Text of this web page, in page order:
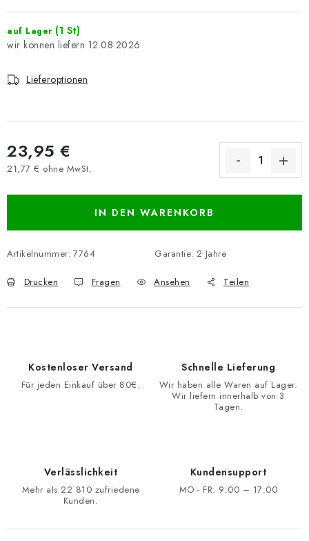
auf Lager (1 St)
12.08.2026
Lieferoptionen
23,95 €
21,77 € ohne MwSt.
IN DEN WARENKORB
Artikelnummer: 7764 Garantie: 2 Jahre
Drucken Fragen Ansehen Teilen
Kostenloser Versand
Für jeden Einkauf über 80€.
Schnelle Lieferung
Wir haben alle Waren auf Lager.
Wir liefern innerhalb von 3
Tagen.
Verlässlichkeit
Mehr als 22 810 zufriedene
Kunden.
Kundensupport
MO - FR: 9:00 – 17:00